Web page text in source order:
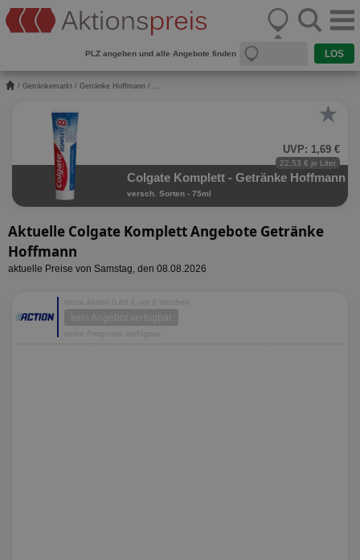
PLZ angeben und alle Angebote finden
/ Getränkemarkt / Getränke Hoffmann / ...
★
UVP: 1,69 €
22,53 € je Liter
Colgate Komplett - Getränke Hoffmann
versch. Sorten - 75ml
Aktuelle Colgate Komplett Angebote Getränke
Hoffmann
aktuelle Preise von Samstag, den 08.08.2026
letzte Aktion 0,89 € vor 8 Wochen
kein Angebot verfügbar
keine Prognose verfügbar